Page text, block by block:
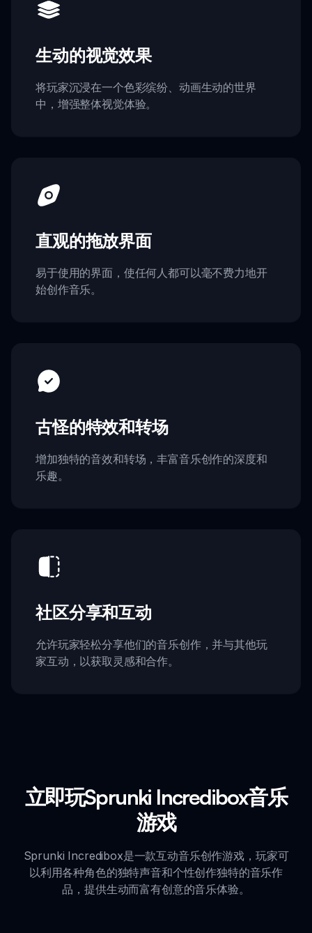
生动的视觉效果
将玩家沉浸在一个色彩缤纷、动画生动的世界
中，增强整体视觉体验。
直观的拖放界面
易于使用的界面，使任何人都可以毫不费力地开
始创作音乐。
古怪的特效和转场
增加独特的音效和转场，丰富音乐创作的深度和
乐趣。
社区分享和互动
允许玩家轻松分享他们的音乐创作，并与其他玩
家互动，以获取灵感和合作。
立即玩Sprunki Incredibox音乐
游戏
Sprunki Incredibox是一款互动音乐创作游戏，玩家可
以利用各种角色的独特声音和个性创作独特的音乐作
品，提供生动而富有创意的音乐体验。